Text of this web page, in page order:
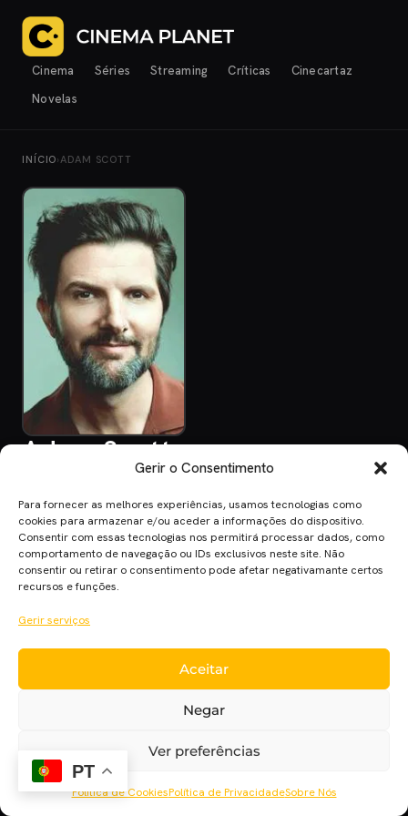
Gerir o Consentimento
Para fornecer as melhores experiências, usamos tecnologias como
cookies para armazenar e/ou aceder a informações do dispositivo.
Consentir com essas tecnologias nos permitirá processar dados, como
comportamento de navegação ou IDs exclusivos neste site. Não
consentir ou retirar o consentimento pode afetar negativamante certos
recursos e funções.
Gerir serviços
Aceitar
Negar
Ver preferências
Política de CookiesPolítica de PrivacidadeSobre Nós
Cinema Séries Streaming Críticas
Cinecartaz
Novelas
INÍCIO›ADAM SCOTT
Adam Scott
Cinema Planet — cinema, séries e streaming em português
europeu, desde 2014.
PT